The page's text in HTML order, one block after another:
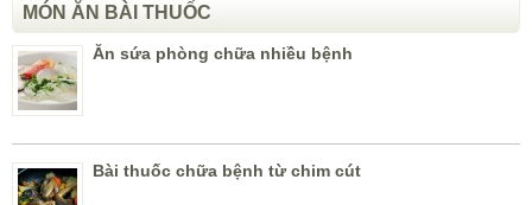
MÓN ĂN BÀI THUỐC
Ăn sứa phòng chữa nhiều bệnh
Bài thuốc chữa bệnh từ chim cút